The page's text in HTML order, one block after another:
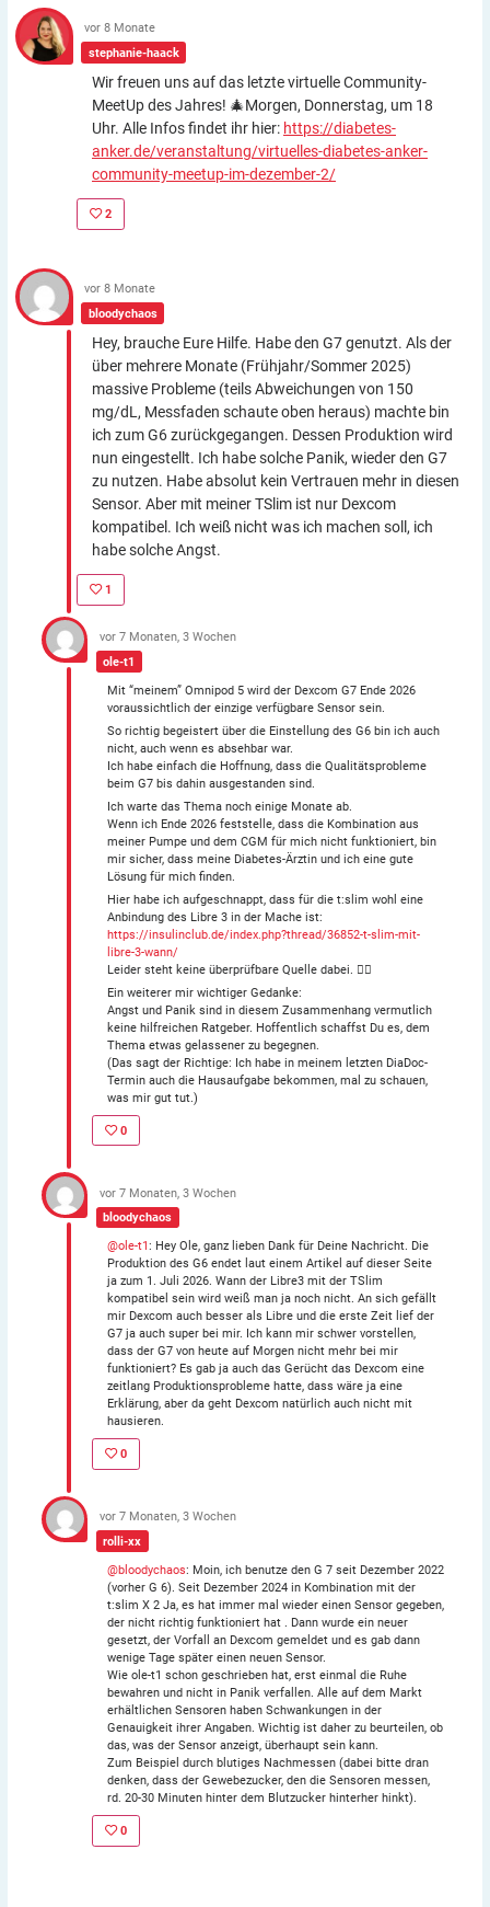
stephanie-haack
vor 8 Monate
Wir freuen uns auf das letzte virtuelle Community-
MeetUp des Jahres! 🎄Morgen, Donnerstag, um 18
Uhr. Alle Infos findet ihr hier: https://diabetes-
anker.de/veranstaltung/virtuelles-diabetes-anker-
community-meetup-im-dezember-2/
2
bloodychaos
vor 8 Monate
Hey, brauche Eure Hilfe. Habe den G7 genutzt. Als der
über mehrere Monate (Frühjahr/Sommer 2025)
massive Probleme (teils Abweichungen von 150
mg/dL, Messfaden schaute oben heraus) machte bin
ich zum G6 zurückgegangen. Dessen Produktion wird
nun eingestellt. Ich habe solche Panik, wieder den G7
zu nutzen. Habe absolut kein Vertrauen mehr in diesen
Sensor. Aber mit meiner TSlim ist nur Dexcom
kompatibel. Ich weiß nicht was ich machen soll, ich
habe solche Angst.
1
ole-t1
vor 7 Monaten, 3 Wochen
Mit “meinem” Omnipod 5 wird der Dexcom G7 Ende 2026
voraussichtlich der einzige verfügbare Sensor sein.
So richtig begeistert über die Einstellung des G6 bin ich auch
nicht, auch wenn es absehbar war.
Ich habe einfach die Hoffnung, dass die Qualitätsprobleme
beim G7 bis dahin ausgestanden sind.
Ich warte das Thema noch einige Monate ab.
Wenn ich Ende 2026 feststelle, dass die Kombination aus
meiner Pumpe und dem CGM für mich nicht funktioniert, bin
mir sicher, dass meine Diabetes-Ärztin und ich eine gute
Lösung für mich finden.
Hier habe ich aufgeschnappt, dass für die t:slim wohl eine
Anbindung des Libre 3 in der Mache ist:
https://insulinclub.de/index.php?thread/36852-t-slim-mit-
libre-3-wann/
Leider steht keine überprüfbare Quelle dabei. 🤷‍♂️
Ein weiterer mir wichtiger Gedanke:
Angst und Panik sind in diesem Zusammenhang vermutlich
keine hilfreichen Ratgeber. Hoffentlich schaffst Du es, dem
Thema etwas gelassener zu begegnen.
(Das sagt der Richtige: Ich habe in meinem letzten DiaDoc-
Termin auch die Hausaufgabe bekommen, mal zu schauen,
was mir gut tut.)
0
bloodychaos
vor 7 Monaten, 3 Wochen
@ole-t1 : Hey Ole, ganz lieben Dank für Deine Nachricht. Die
Produktion des G6 endet laut einem Artikel auf dieser Seite
ja zum 1. Juli 2026. Wann der Libre3 mit der TSlim
kompatibel sein wird weiß man ja noch nicht. An sich gefällt
mir Dexcom auch besser als Libre und die erste Zeit lief der
G7 ja auch super bei mir. Ich kann mir schwer vorstellen,
dass der G7 von heute auf Morgen nicht mehr bei mir
funktioniert? Es gab ja auch das Gerücht das Dexcom eine
zeitlang Produktionsprobleme hatte, dass wäre ja eine
Erklärung, aber da geht Dexcom natürlich auch nicht mit
hausieren.
0
rolli-xx
vor 7 Monaten, 3 Wochen
@bloodychaos: Moin, ich benutze den G 7 seit Dezember 2022
(vorher G 6). Seit Dezember 2024 in Kombination mit der
t:slim X 2 Ja, es hat immer mal wieder einen Sensor gegeben,
der nicht richtig funktioniert hat . Dann wurde ein neuer
gesetzt, der Vorfall an Dexcom gemeldet und es gab dann
wenige Tage später einen neuen Sensor.
Wie ole-t1 schon geschrieben hat, erst einmal die Ruhe
bewahren und nicht in Panik verfallen. Alle auf dem Markt
erhältlichen Sensoren haben Schwankungen in der
Genauigkeit ihrer Angaben. Wichtig ist daher zu beurteilen, ob
das, was der Sensor anzeigt, überhaupt sein kann.
Zum Beispiel durch blutiges Nachmessen (dabei bitte dran
denken, dass der Gewebezucker, den die Sensoren messen,
rd. 20-30 Minuten hinter dem Blutzucker hinterher hinkt).
0